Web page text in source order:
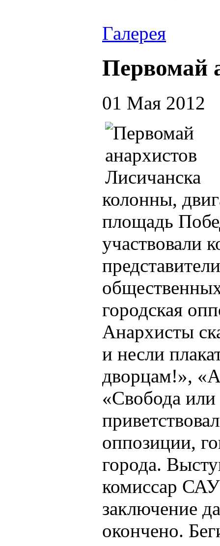
Галерея
Первомай
01 Мая 2012
колонны,
площадь
участвовали
городская
Анархисты
и несли
дворцам!»,
«Свобода
оппозиции,
города.
комиссар
заключение
окончено.